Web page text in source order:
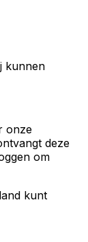
kunnen
onze
deze
om
kunt